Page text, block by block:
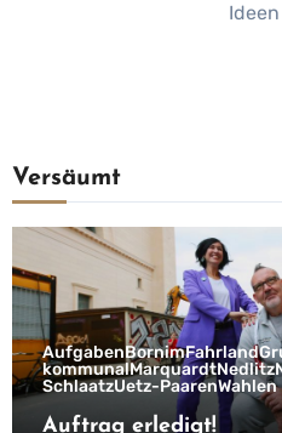
Versäumt
AufgabenBornimFahrland
kommunalMarquardtNedlitz
SchlaatzUetz-PaarenWahlen
Auftrag erledigt!